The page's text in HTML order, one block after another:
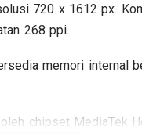
720 x 1612 px.
268 ppi.
memori internal
chipset MediaTek